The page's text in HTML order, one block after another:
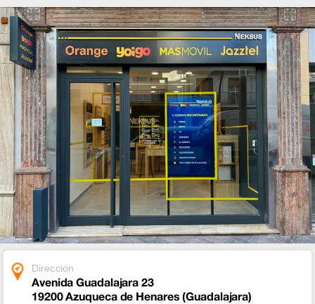
Dirección
Avenida Guadalajara 23
19200 Azuqueca de Henares (Guadalajara)